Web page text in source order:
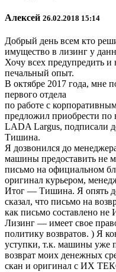
Алексей 26.02.2018 15:14
Добрый день всем кто
имущество в лизинг у
Хочу всех предупредить
печальный опыт.
В октябре 2017 года, мне
первого отдела
по работе с
предложил приобрести
LADA Largus, подписали
Тишина.
Я дозвонился до
машины предоставить не
письмо на официальном
оригинал курьером,
Итог — Тишина. Я опять
сказал, что письмо на
как письмо составлено
Лизинг — имеет свое
политику возвратов. ) Я
уступки, т.к. машины уже
возврат моих денежных
скан и оригинал с ИХ